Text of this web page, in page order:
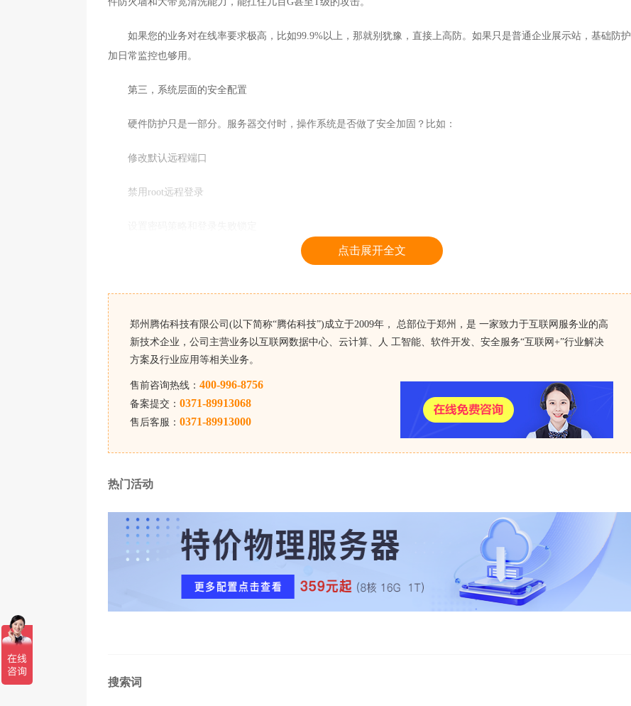
如果您的业务对在线率要求极高，比如99.9%以上，那就别犹豫，直接上高防。如果只是普通企业展示站，基础防护
加日常监控也够用。
第三，系统层面的安全配置
硬件防护只是一部分。服务器交付时，操作系统是否做了安全加固？比如：
修改默认远程端口
禁用root远程登录
这些基础工作，好的服务商会主动做好。如果对方只管上架机器，系统什么都不动，那就得小心了。
第四，数据备份和容灾方案
数据安全的核心之一是“丢了能找回”。问清楚服务商是否提供自动备份？备份频率是多少？备份数据存在哪里？有没
有异地容灾？
至少每周一次全量备份、每天一次增量备份，是比较常规的配置。
如何保证服务器和数据真正安全？
定期更新系统和软件。很多漏洞就是补丁没打。
使用复杂密码并定期更换。不要用公司名、123456这种。
关闭不需要的服务和端口。少一个端口，少一个风险点。
开启操作日志审计。知道谁在什么时候做了什么操作。
您的服务器安全，我们来盯
点击展开全文
郑州腾佑科技有限公司(以下简称“腾佑科技”)成立于2009年， 总部位于郑州，是 一家致力于互联网服务业的高
新技术企业，公司主营业务以互联网数据中心、云计算、人 工智能、软件开发、安全服务“互联网+”行业解决
方案及行业应用等相关业务。
售前咨询热线： 400-996-8756
备案提交： 0371-89913068
售后客服： 0371-89913000
热门活动
搜索词